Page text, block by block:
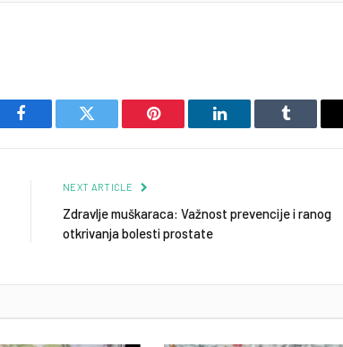
Facebook Twitter Pinterest LinkedIn Tumblr
NEXT ARTICLE
Zdravlje muškaraca: Važnost prevencije i ranog
otkrivanja bolesti prostate